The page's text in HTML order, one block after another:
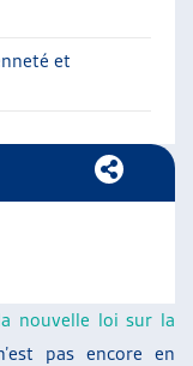
nouvelle loi sur la
pas encore en
et